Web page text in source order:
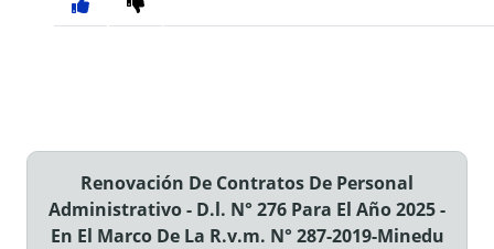
Renovación De Contratos De Personal
Administrativo - D.l. N° 276 Para El Año 2025 -
En El Marco De La R.v.m. N° 287-2019-Minedu